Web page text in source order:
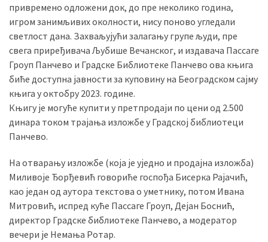
привремено одложени док, до пре неколико година,
игром занимљивих околности, нису поново угледали
светлост дана. Захваљујући залагању групе људи, пре
свега приређивача Љубише Вечанског, и издавача Пассаге
Гроуп Панчево и Градске Библиотеке Панчево ова књига
биће доступна јавности за куповину на Београдском сајму
књига у октобру 2023. године.
Књигу је могуће купити у претпродаји по цени од 2.500
динара током трајања изложбе у Градској библиотеци
Панчево.
На отварању изложбе (која је уједно и продајна изложба)
Миливоје Ђорђевић говориће госпођа Бисерка Рајачић,
као један од аутора текстова о уметнику, потом Ивана
Митровић, испред куће Пассаге Гроуп, Дејан Боснић,
директор Градске библиотеке Панчево, а модератор
вечери је Немања Ротар.